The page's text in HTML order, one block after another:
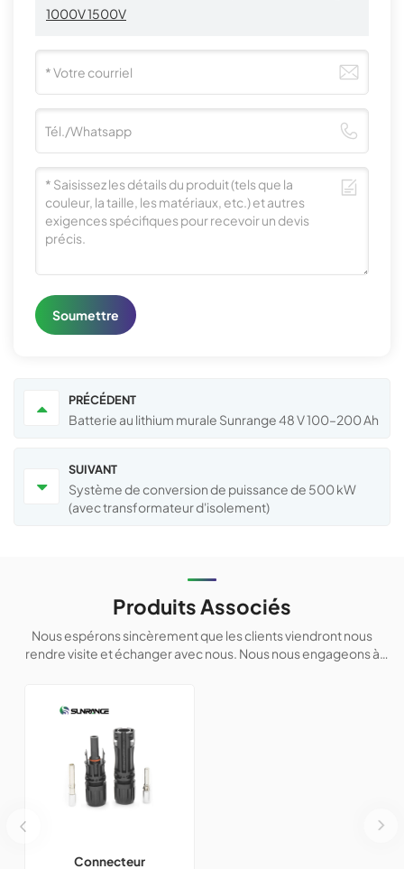
1000V 1500V
Soumettre
PRÉCÉDENT
Batterie au lithium murale Sunrange 48 V 100–200 Ah
SUIVANT
Système de conversion de puissance de 500 kW
(avec transformateur d'isolement)
Produits Associés
Nous espérons sincèrement que les clients viendront nous
rendre visite et échanger avec nous. Nous nous engageons à
Connecteur